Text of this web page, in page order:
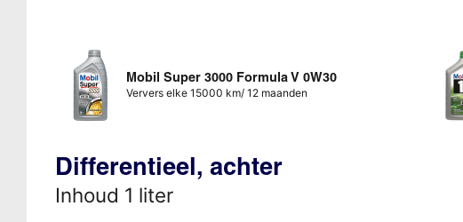
Mobil Super 3000 Formula V 0W30
Ververs elke 15000 km/ 12 maanden
Differentieel, achter
Inhoud 1 liter